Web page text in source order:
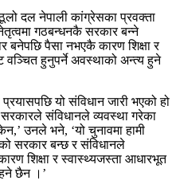
दल नेपाली कांग्रेसका प्रवक्ता
गठबन्धनकै सरकार बन्ने
पैसा नभएकै कारण शिक्षा र
वञ्चित हुनुपर्ने अवस्थाको अन्त्य हुने
यो संविधान जारी भएको हो
सरकारले संविधानले व्यवस्था गरेका
उनले भने, ‘यो चुनावमा हामी
सरकार बन्छ र संविधानले
शिक्षा र स्वास्थ्यजस्ता आधारभूत
छैन ।’